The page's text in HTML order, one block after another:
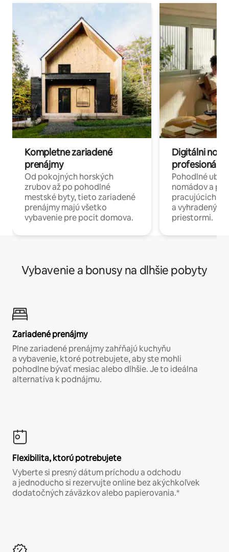
Kompletne zariadené
prenájmy
Od pokojných horských
zrubov až po pohodlné
mestské byty, tieto zariadené
prenájmy majú všetko
vybavenie pre pocit domova.
Digitálni
profesionáli
Pohodlné
nomádov a
pracujúcich
a
priestormi.
Vybavenie a bonusy na dlhšie pobyty
Zariadené prenájmy
Plne zariadené prenájmy zahŕňajú kuchyňu
a vybavenie, ktoré potrebujete, aby ste mohli
pohodlne bývať mesiac alebo dlhšie. Je to ideálna
alternatíva k podnájmu.
Flexibilita, ktorú potrebujete
Vyberte si presný dátum príchodu a odchodu
a jednoducho si rezervujte online bez akýchkoľvek
dodatočných záväzkov alebo papierovania.*